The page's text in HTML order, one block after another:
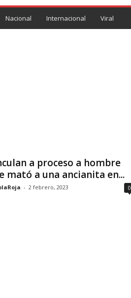
Nacional Internacional Viral
a proceso a hombre
mató a una ancianita en...
- 2 febrero, 2023 0